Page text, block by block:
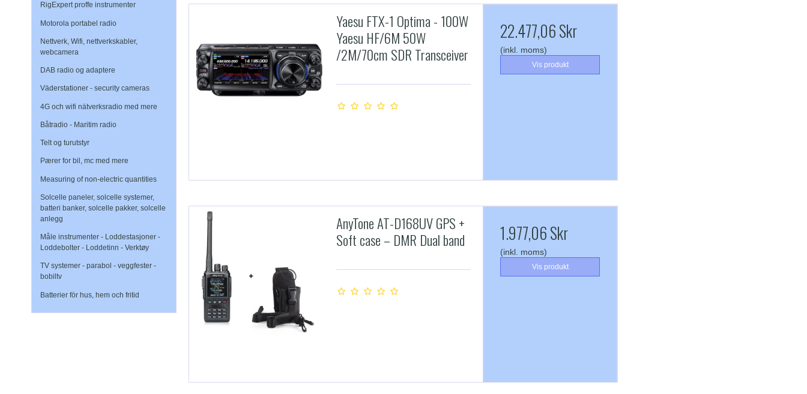
RigExpert proffe instrumenter
Motorola portabel radio
Nettverk, Wifi, nettverkskabler,
webcamera
DAB radio og adaptere
Väderstationer - security cameras
4G och wifi nätverksradio med mere
Båtradio - Maritim radio
Telt og turutstyr
Pærer for bil, mc med mere
Measuring of non-electric quantities
Solcelle paneler, solcelle systemer,
batteri banker, solcelle pakker, solcelle
anlegg
Måle instrumenter - Loddestasjoner -
Loddebolter - Loddetinn - Verktøy
TV systemer - parabol - veggfester -
bobiltv
Batterier för hus, hem och fritid
Yaesu FTX-1 Optima - 100W
Yaesu HF/6M 50W
/2M/70cm SDR Transceiver
22.477,06 Skr
(inkl. moms)
Vis produkt
AnyTone AT-D168UV GPS +
Soft case – DMR Dual band
1.977,06 Skr
(inkl. moms)
Vis produkt